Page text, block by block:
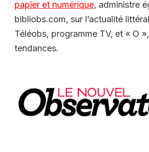
papier et numérique, administre
bibliobs.com, sur l’actualité
Téléobs, programme TV, et « O
tendances.